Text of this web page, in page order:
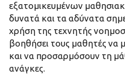
εξατομικευμένων
δυνατά και τα αδύνατα
χρήση της τεχνητής
βοηθήσει τους μαθητές να
και να προσαρμόσουν τη
ανάγκες.